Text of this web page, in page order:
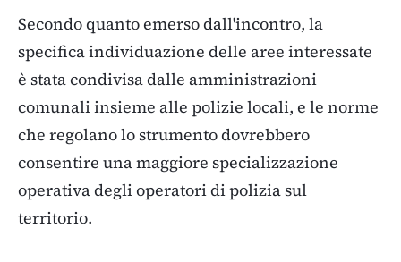
Secondo quanto emerso dall'incontro, la
specifica individuazione delle aree interessate
è stata condivisa dalle amministrazioni
comunali insieme alle polizie locali, e le norme
che regolano lo strumento dovrebbero
consentire una maggiore specializzazione
operativa degli operatori di polizia sul
territorio.